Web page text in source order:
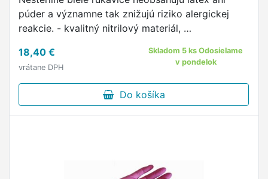
púder a významne tak znižujú riziko alergickej
reakcie. - kvalitný nitrilový materiál, …
18,40 €
vrátane DPH
Skladom 5 ks Odosielame
v pondelok
Do košíka